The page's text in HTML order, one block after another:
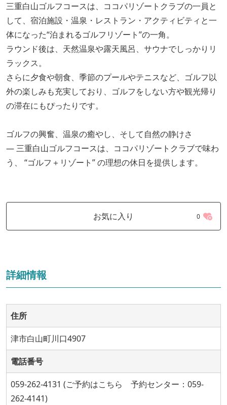
三重白山ゴルフコースは、ココパリゾートクラブの一員と
して、宿泊施設・温泉・レストラン・アクティビティと一
体になった“泊まれるゴルフリゾート”の一角。
ラウンド後は、天然温泉や露天風呂、サウナでしっかりリ
ラックス。
さらに夕食や朝食、季節のプールやテニスなど、ゴルフ以
外の楽しみも充実しており、ゴルフをしない方や観光帰り
の滞在にもぴったりです。
ゴルフの興奮、温泉の癒やし、そして自然の静けさ
— 三重白山ゴルフコースは、ココパリゾートクラブで味わ
う、 “ゴルフ＋リゾート” の理想の休日を提供します。
お気に入り 0
詳細情報
住所
津市白山町川口4907
電話番号
059-262-4131 (ご予約はこちら 予約センター：059-
262-4141)